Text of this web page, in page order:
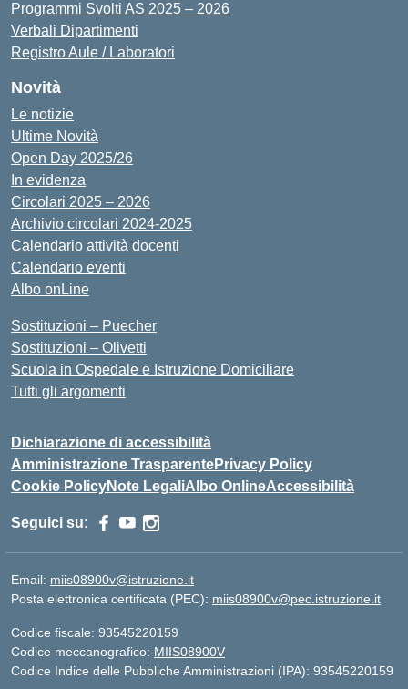
Programmi Svolti AS 2025 – 2026
Verbali Dipartimenti
Registro Aule / Laboratori
Novità
Le notizie
Ultime Novità
Open Day 2025/26
In evidenza
Circolari 2025 – 2026
Archivio circolari 2024-2025
Calendario attività docenti
Calendario eventi
Albo onLine
Sostituzioni – Puecher
Sostituzioni – Olivetti
Scuola in Ospedale e Istruzione Domiciliare
Tutti gli argomenti
Dichiarazione di accessibilità
Amministrazione TrasparentePrivacy Policy
Cookie PolicyNote LegaliAlbo OnlineAccessibilità
Seguici su:
Email: miis08900v@istruzione.it
Posta elettronica certificata (PEC): miis08900v@pec.istruzione.it
Codice fiscale: 93545220159
Codice meccanografico: MIIS08900V
Codice Indice delle Pubbliche Amministrazioni (IPA): 93545220159